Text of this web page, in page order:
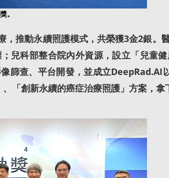
。
推動永續照護模式，共榮獲3金2銀。
兒科部整合院內外資源，設立「兒童
篩查、平台開發，並成立DeepRad.AI
「創新永續的癌症治療照護」方案，拿